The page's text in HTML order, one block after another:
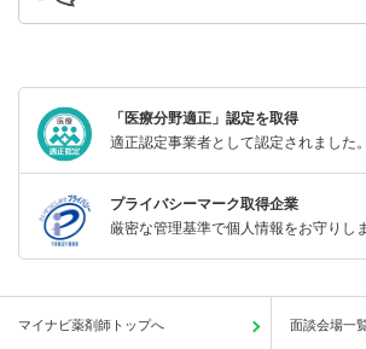
「医療分野適正」認定を取得
適正認定事業者として認定されました。
プライバシーマーク取得企業
厳密な管理基準で個人情報をお守りし
マイナビ薬剤師トップへ 面談会場一